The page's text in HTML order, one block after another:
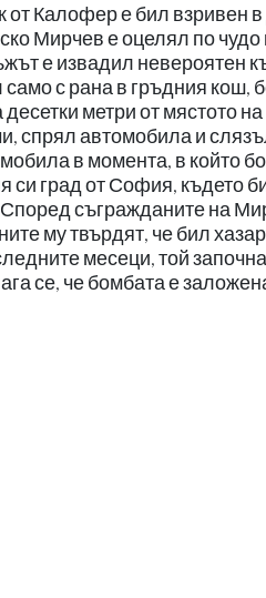
Калофер е бил взривен
Мирчев е оцелял по чудо
е извадил невероятен
с рана в гръдния кош,
метри от мястото
спрял автомобила и
в момента, в който
си град от София, където
съгражданите на
му твърдят, че бил
месеци, той
се, че бомбата е